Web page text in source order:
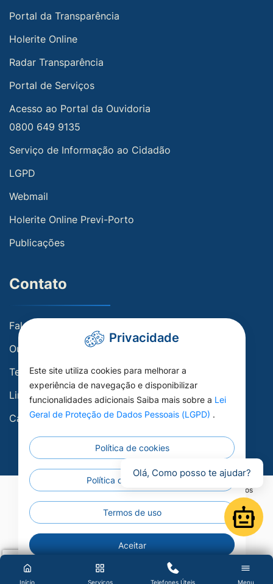
Início Serviços Telefones Úteis Menu
Portal da Transparência
Holerite Online
Radar Transparência
Portal de Serviços
Acesso ao Portal da Ouvidoria
0800 649 9135
Serviço de Informação ao Cidadão
LGPD
Webmail
Holerite Online Previ-Porto
Publicações
Contato
Fale conosco
Ouvidoria
Telefones Úteis
Links Úteis
Carta de Serviços
©2026 - Prefeitura Municipal de Porto Esperidião - Todos os direitos
reservados.
Privacidade
Este site utiliza cookies para melhorar a
experiência de navegação e disponibilizar
funcionalidades adicionais Saiba mais sobre a Lei
Geral de Proteção de Dados Pessoais (LGPD) .
Política de cookies
Política de privacidade
Termos de uso
Aceitar
Olá, Como posso te ajudar?